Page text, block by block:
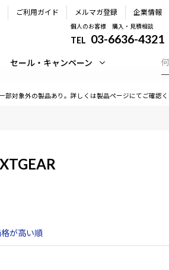
ご利用ガイド メルマガ登録 企業情報
個人のお客様 購入・見積相談
TEL 03-6636-4321
セール・キャンペーン
部対象外の製品あり。詳しくは製品ページにてご確認く
が高い順